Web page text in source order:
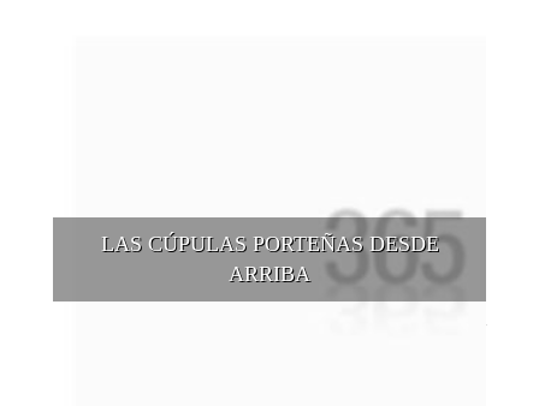
LAS CÚPULAS PORTEÑAS DESDE
ARRIBA